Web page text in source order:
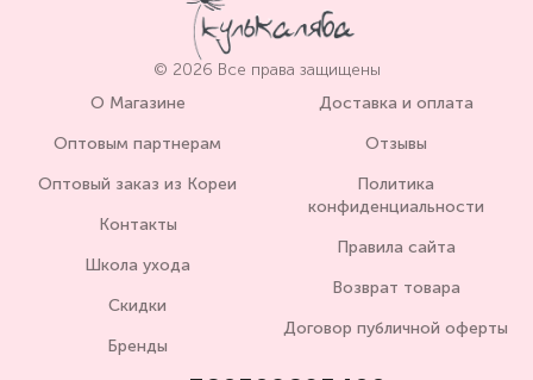
© 2026 Все права защищены
О Магазине
Оптовым партнерам
Оптовый заказ из Кореи
Контакты
Школа ухода
Скидки
Бренды
Доставка и оплата
Отзывы
Политика
конфиденциальности
Правила сайта
Возврат товара
Договор публичной оферты